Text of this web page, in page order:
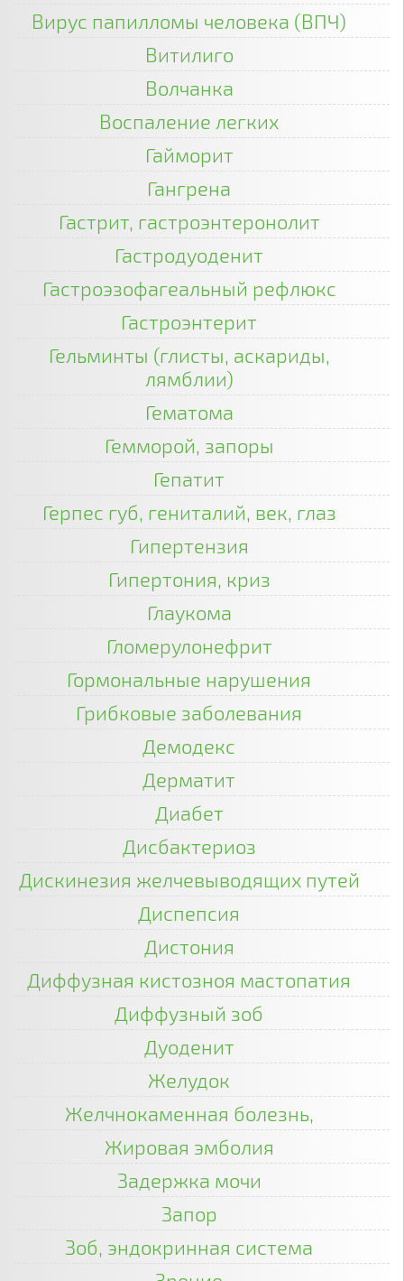
Вирус папилломы человека (ВПЧ)
Витилиго
Волчанка
Воспаление легких
Гайморит
Гангрена
Гастрит, гастроэнтеронолит
Гастродуоденит
Гастроэзофагеальный рефлюкс
Гастроэнтерит
Гельминты (глисты, аскариды,
лямблии)
Гематома
Гемморой, запоры
Гепатит
Герпес губ, гениталий, век, глаз
Гипертензия
Гипертония, криз
Глаукома
Гломерулонефрит
Гормональные нарушения
Грибковые заболевания
Демодекс
Дерматит
Диабет
Дисбактериоз
Дискинезия желчевыводящих путей
Диспепсия
Дистония
Диффузная кистозноя мастопатия
Диффузный зоб
Дуоденит
Желудок
Желчнокаменная болезнь,
Жировая эмболия
Задержка мочи
Запор
Зоб, эндокринная система